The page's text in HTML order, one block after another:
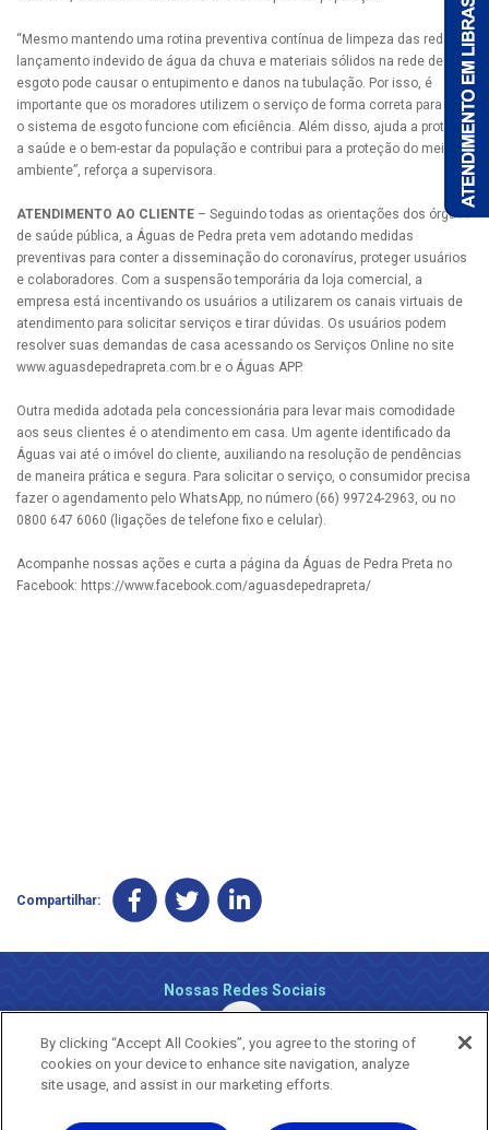
“Mesmo mantendo uma rotina preventiva contínua de limpeza das redes, o
lançamento indevido de água da chuva e materiais sólidos na rede de
esgoto pode causar o entupimento e danos na tubulação. Por isso, é
importante que os moradores utilizem o serviço de forma correta para que
o sistema de esgoto funcione com eficiência. Além disso, ajuda a proteger
a saúde e o bem-estar da população e contribui para a proteção do meio
ambiente”, reforça a supervisora.
ATENDIMENTO AO CLIENTE – Seguindo todas as orientações dos órgãos
de saúde pública, a Águas de Pedra preta vem adotando medidas
preventivas para conter a disseminação do coronavírus, proteger usuários
e colaboradores. Com a suspensão temporária da loja comercial, a
empresa está incentivando os usuários a utilizarem os canais virtuais de
atendimento para solicitar serviços e tirar dúvidas. Os usuários podem
resolver suas demandas de casa acessando os Serviços Online no site
www.aguasdepedrapreta.com.br e o Águas APP.
Outra medida adotada pela concessionária para levar mais comodidade
aos seus clientes é o atendimento em casa. Um agente identificado da
Águas vai até o imóvel do cliente, auxiliando na resolução de pendências
de maneira prática e segura. Para solicitar o serviço, o consumidor precisa
fazer o agendamento pelo WhatsApp, no número (66) 99724-2963, ou no
0800 647 6060 (ligações de telefone fixo e celular).
Acompanhe nossas ações e curta a página da Águas de Pedra Preta no
Facebook: https://www.facebook.com/aguasdepedrapreta/
Compartilhar:
Nossas Redes Sociais
By clicking “Accept All Cookies”, you agree to the storing of
cookies on your device to enhance site navigation, analyze
site usage, and assist in our marketing efforts.